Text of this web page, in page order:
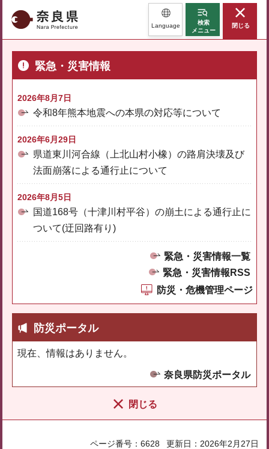
奈良県 Language
検索
メニュー
閉じる
緊急・災害情報
2026年8月7日
令和8年熊本地震への本県の対応等について
2026年6月29日
県道東川河合線（上北山村小橡）の路肩決壊及び
法面崩落による通行止について
2026年8月5日
国道168号（十津川村平谷）の崩土による通行止に
ついて(迂回路有り)
緊急・災害情報一覧
緊急・災害情報RSS
防災・危機管理ページ
防災ポータル
現在、情報はありません。
奈良県防災ポータル
閉じる
ページ番号：6628 更新日：2026年2月27日